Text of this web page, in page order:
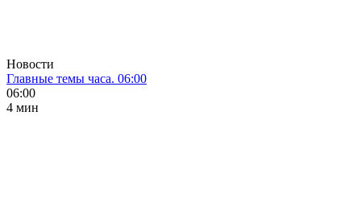
Новости
Главные темы часа. 06:00
06:00
4 мин